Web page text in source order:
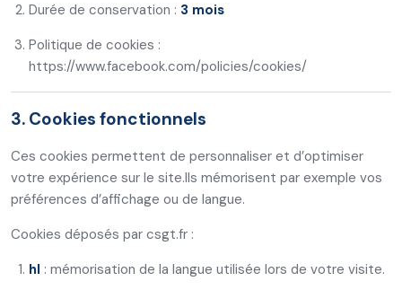
Durée de conservation : 3 mois
Politique de cookies :
https://www.facebook.com/policies/cookies/
3. Cookies fonctionnels
Ces cookies permettent de personnaliser et d’optimiser
votre expérience sur le site.Ils mémorisent par exemple vos
préférences d’affichage ou de langue.
Cookies déposés par csgt.fr :
hl : mémorisation de la langue utilisée lors de votre visite.